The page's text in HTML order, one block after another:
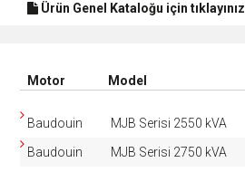
Ürün Genel Kataloğu için tıklayınız
Motor Model
Baudouin MJB Serisi 2550 kVA
Baudouin MJB Serisi 2750 kVA